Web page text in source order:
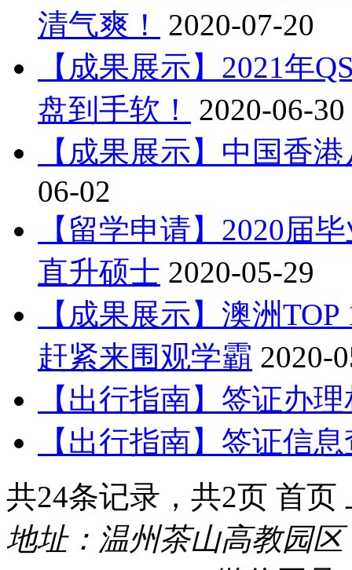
清气爽！
2020-07-20
【成果展示】2021年
盘到手软！
2020-06-30
【成果展示】中国香
06-02
【留学申请】2020届
直升硕士 2020-05-29
【成果展示】澳洲
赶紧来围观学霸 2020-
【出行指南】签证办
【出行指南】签证信
共24条记录，共2页 首
地址：温州茶山高教园区